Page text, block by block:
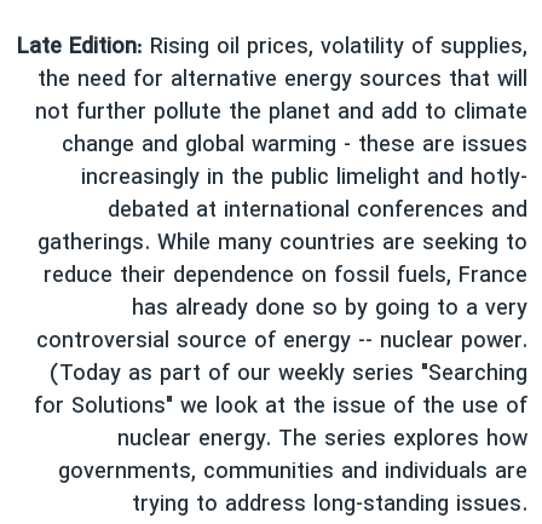
اقتصادی
علم و فناوری
گالری عکس
آرشیو پخش زنده
حمله جمهوری اسلامی به اسرائیل
رمز مهسا
اعتراضات زن، زندگی، آزادی
مجموعه مستندهای دادخواهی
تریبونال مردمی آبان ۹۸
دادگاه حمید نوری
چهل سال گروگان‌گیری
اعتراضات مردمی آبان ۹۸
اسرائیل در جنگ
زبانهای مختلف
Late Edition: Rising oil prices, volatility of supplies,
the need for alternative energy sources that will
not further pollute the planet and add to climate
change and global warming - these are issues
increasingly in the public limelight and hotly-
debated at international conferences and
gatherings. While many countries are seeking to
reduce their dependence on fossil fuels, France
has already done so by going to a very
controversial source of energy -- nuclear power.
(Today as part of our weekly series "Searching
for Solutions" we look at the issue of the use of
nuclear energy. The series explores how
governments, communities and individuals are
trying to address long-standing issues.